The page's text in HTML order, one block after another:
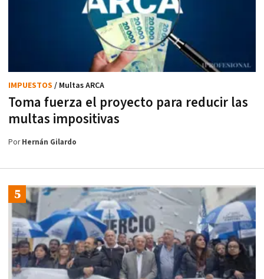
Toma fuerza el proyecto para reducir las
multas impositivas
IMPUESTOS / Multas ARCA
PorHernán Gilardo